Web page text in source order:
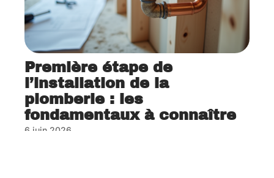
Première étape de
l’installation de la
plomberie : les
fondamentaux à connaître
6 juin 2026